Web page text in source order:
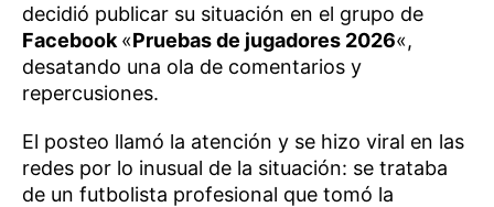
decidió publicar su situación en el grupo de
Facebook «Pruebas de jugadores 2026«,
desatando una ola de comentarios y
repercusiones.
El posteo llamó la atención y se hizo viral en las
redes por lo inusual de la situación: se trataba
de un futbolista profesional que tomó la